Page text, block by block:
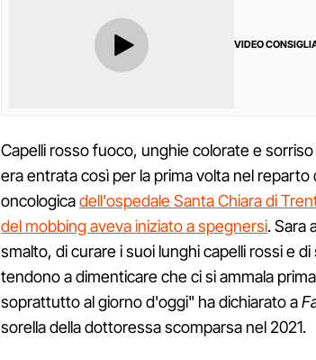
VIDEO
Capelli rosso fuoco, unghie colorate e
era entrata così per la prima volta nel
oncologicadell'ospedale Santa Chiara di
del mobbing aveva iniziato a spegnersi. Sara
smalto, di curare i suoi lunghi capelli rossi e
tendono a dimenticare che ci si ammala
soprattutto al giorno d'oggi" ha dichiarato a
sorella della dottoressa scomparsa nel 2021.